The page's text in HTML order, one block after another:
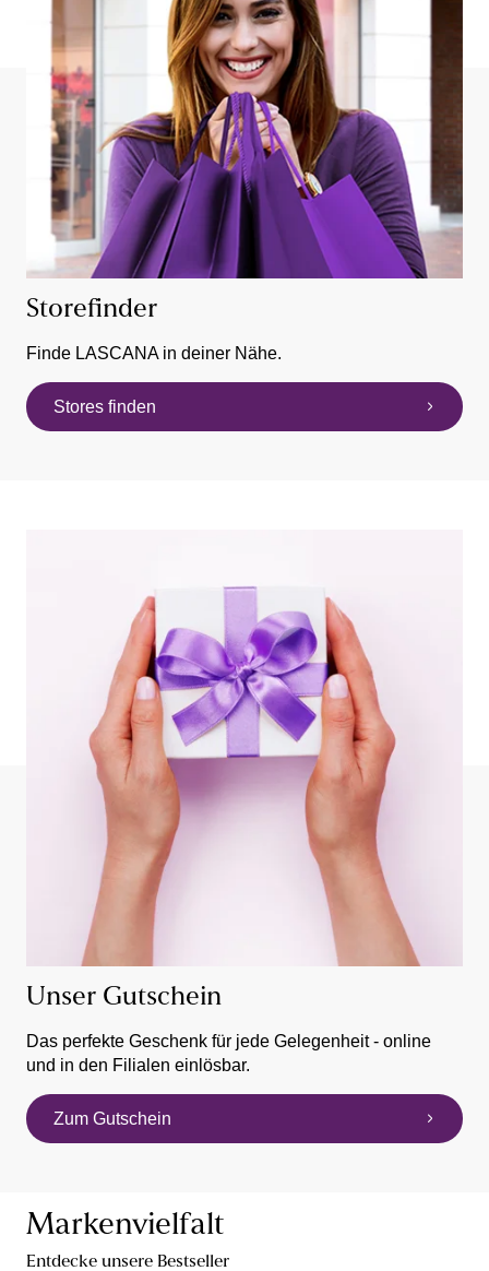
Storefinder
Finde LASCANA in deiner Nähe.
Stores finden
Unser Gutschein
Das perfekte Geschenk für jede Gelegenheit - online
und in den Filialen einlösbar.
Zum Gutschein
Markenvielfalt
Entdecke unsere Bestseller